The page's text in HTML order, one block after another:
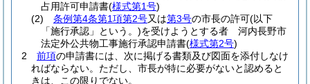
占用許可申請書(様式第1号)
(2)
条例第4条第1項第2号又は第3号の市長の許可(以下
「施行承認」という。)を受けようとする者 河内長野市
法定外公共物工事施行承認申請書(様式第2号)
2
前項の申請書には、次に掲げる書類及び図面を添付しなけ
ればならない。 ただし、市長が特に必要がないと認めると
きは、この限りでない。